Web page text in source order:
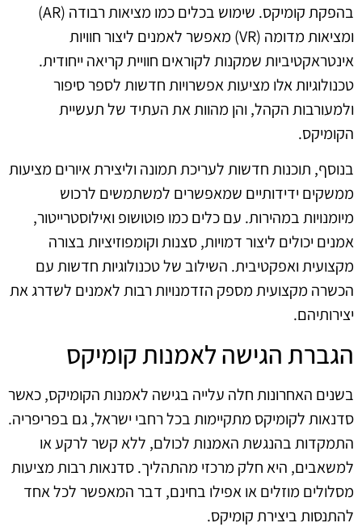
בהפקת קומיקס. שימוש בכלים כמו מציאות רבודה (AR)
ומציאות מדומה (VR) מאפשר לאמנים ליצור חוויות
אינטראקטיביות שמקנות לקוראים חוויית קריאה ייחודית.
טכנולוגיות אלו מציעות אפשרויות חדשות לספר סיפור
ולמעורבות הקהל, והן מהוות את העתיד של תעשיית
הקומיקס.
בנוסף, תוכנות חדשות לעריכת תמונה וליצירת איורים מציעות
ממשקים ידידותיים שמאפשרים למשתמשים לרכוש
מיומנויות במהירות. עם כלים כמו פוטושופ ואילוסטרייטור,
אמנים יכולים ליצור דמויות, סצנות וקומפוזיציות בצורה
מקצועית ואפקטיבית. השילוב של טכנולוגיות חדשות עם
הכשרה מקצועית מספק הזדמנויות רבות לאמנים לשדרג את
יצירותיהם.
הגברת הגישה לאמנות קומיקס
בשנים האחרונות חלה עלייה בגישה לאמנות הקומיקס, כאשר
סדנאות לקומיקס מתקיימות בכל רחבי ישראל, גם בפריפריה.
התמקדות בהנגשת האמנות לכולם, ללא קשר לרקע או
למשאבים, היא חלק מרכזי מהתהליך. סדנאות רבות מציעות
מסלולים מוזלים או אפילו בחינם, דבר המאפשר לכל אחד
להתנסות ביצירת קומיקס.